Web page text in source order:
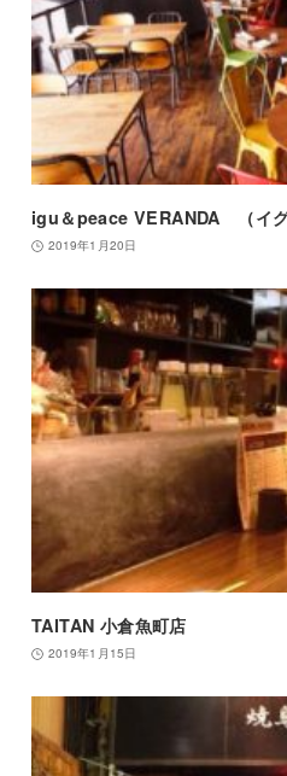
igu＆peace VERANDA （イ
2019年1月20日
TAITAN 小倉魚町店
2019年1月15日